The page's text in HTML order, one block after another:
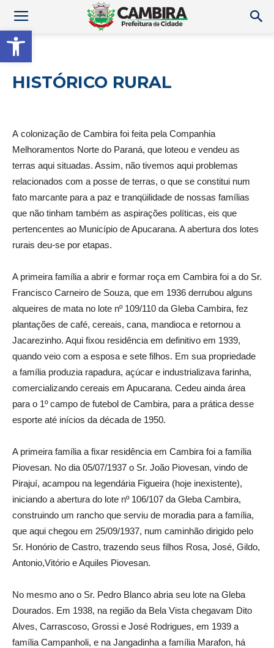
Abrir a barra de ferramentas
HISTÓRICO RURAL
A colonização de Cambira foi feita pela Companhia
Melhoramentos Norte do Paraná, que loteou e vendeu as
terras aqui situadas. Assim, não tivemos aqui problemas
relacionados com a posse de terras, o que se constitui num
fato marcante para a paz e tranqüilidade de nossas famílias
que não tinham também as aspirações políticas, eis que
pertencentes ao Município de Apucarana. A abertura dos lotes
rurais deu-se por etapas.
A primeira família a abrir e formar roça em Cambira foi a do Sr.
Francisco Carneiro de Souza, que em 1936 derrubou alguns
alqueires de mata no lote nº 109/110 da Gleba Cambira, fez
plantações de café, cereais, cana, mandioca e retornou a
Jacarezinho. Aqui fixou residência em definitivo em 1939,
quando veio com a esposa e sete filhos. Em sua propriedade
a família produzia rapadura, açúcar e industrializava farinha,
comercializando cereais em Apucarana. Cedeu ainda área
para o 1º campo de futebol de Cambira, para a prática desse
esporte até inícios da década de 1950.
A primeira família a fixar residência em Cambira foi a família
Piovesan. No dia 05/07/1937 o Sr. João Piovesan, vindo de
Pirajuí, acampou na legendária Figueira (hoje inexistente),
iniciando a abertura do lote nº 106/107 da Gleba Cambira,
construindo um rancho que serviu de moradia para a família,
que aqui chegou em 25/09/1937, num caminhão dirigido pelo
Sr. Honório de Castro, trazendo seus filhos Rosa, José, Gildo,
Antonio,Vitório e Aquiles Piovesan.
No mesmo ano o Sr. Pedro Blanco abria seu lote na Gleba
Dourados. Em 1938, na região da Bela Vista chegavam Dito
Alves, Carrascoso, Grossi e José Rodrigues, em 1939 a
família Campanholi, e na Jangadinha a família Marafon, há